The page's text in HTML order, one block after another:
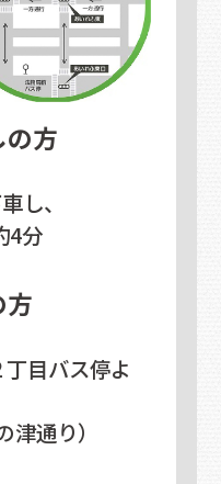
方
し、
4分
方
目バス停よ
通り）